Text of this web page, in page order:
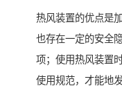
热风装置的优点是
也存在一定的安全
项；使用热风装置
使用规范，才能地